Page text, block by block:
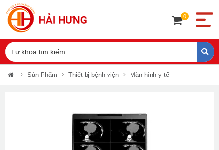
0
Sản Phẩm Thiết bị bệnh viện Màn hình y tế